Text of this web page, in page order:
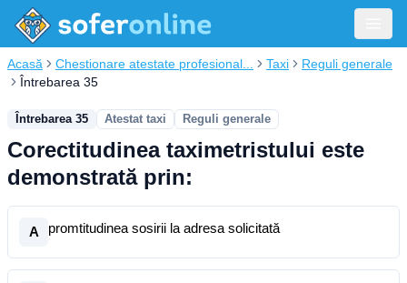
Acasă Chestionare atestate profesional... Taxi
Reguli generale
Întrebarea 35
Întrebarea 35 Atestat taxi Reguli generale
Corectitudinea taximetristului este
demonstrată prin:
A promtitudinea sosirii la adresa solicitată